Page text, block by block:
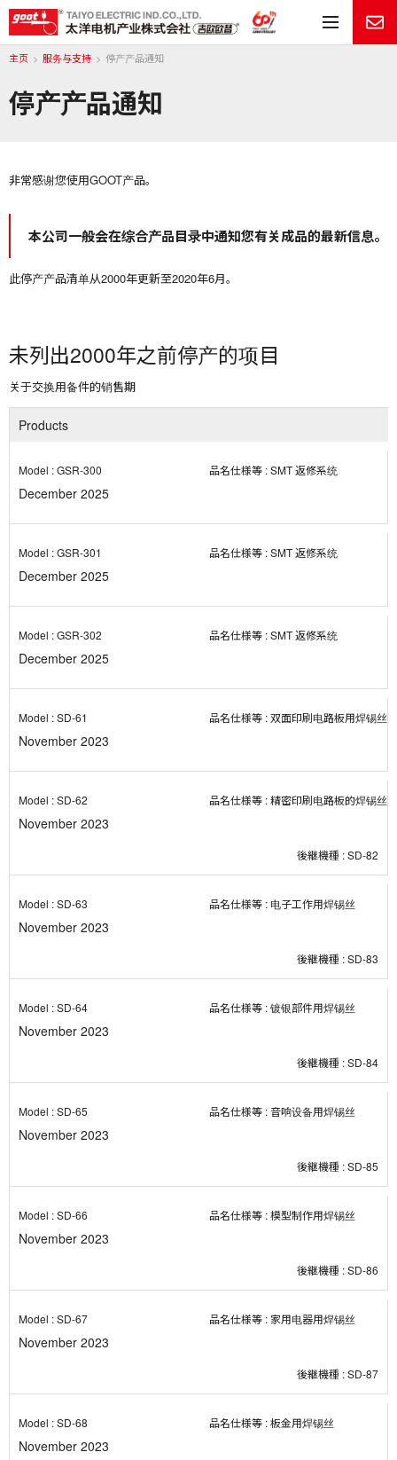
目
停产产品通知
主页 服务与支持 停产产品通知
非常感谢您使用GOOT产品。
本公司一般会在综合产品目录中通知您有关成品的最新信息。
此停产产品清单从2000年更新至2020年6月。
未列出2000年之前停产的项目
关于交换用备件的销售期
GSR-300 SMT 返修系统
December 2025
GSR-301 SMT 返修系统
December 2025
GSR-302 SMT 返修系统
December 2025
SD-61 双面印刷电路板用焊锡丝
November 2023
SD-62 精密印刷电路板的焊锡丝
November 2023
SD-82
SD-63 电子工作用焊锡丝
November 2023
SD-83
SD-64 镀银部件用焊锡丝
November 2023
SD-84
SD-65 音响设备用焊锡丝
November 2023
SD-85
SD-66 模型制作用焊锡丝
November 2023
SD-86
SD-67 家用电器用焊锡丝
November 2023
SD-87
SD-68 板金用焊锡丝
November 2023